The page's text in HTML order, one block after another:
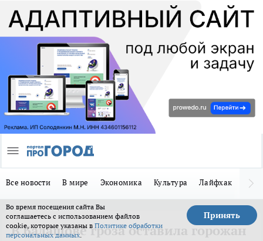
Все новости В мире Экономика Культура Лайфхак
Во время посещения сайта Вы
соглашаетесь с использованием файлов
cookie, которые указаны в Политике обработки
персональных данных.
Принять
В Балашове гроза оставила горожан